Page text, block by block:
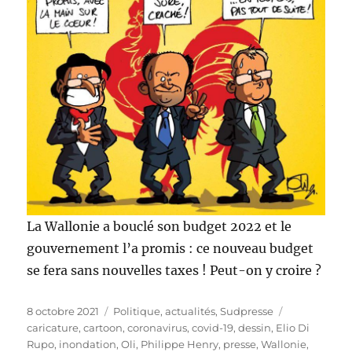
La Wallonie a bouclé son budget 2022 et le
gouvernement l’a promis : ce nouveau budget
se fera sans nouvelles taxes ! Peut-on y croire ?
Publié
le
8 octobre 2021 Catégories
Politique, actualités,Sudpresse
caricature,cartoon,coronavirus,covid-19,dessin, Elio Di
Rupo, inondation,Oli, Philippe Henry, presse,Wallonie,